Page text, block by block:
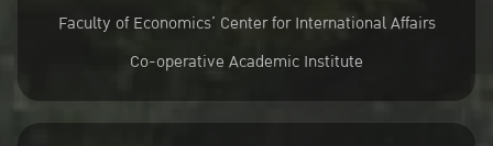
Faculty of Economics’ Center for International Affairs
Co-operative Academic Institute